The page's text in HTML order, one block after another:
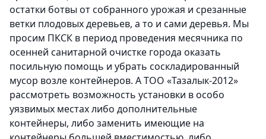
остатки ботвы от собранного урожая и срезанные
ветки плодовых деревьев, а то и сами деревья. Мы
просим ПКСК в период проведения месячника по
осенней санитарной очистке города оказать
посильную помощь и убрать соскладированный
мусор возле контейнеров. А ТОО «Тазалык-2012»
рассмотреть возможность установки в особо
уязвимых местах либо дополнительные
контейнеры, либо заменить имеющие на